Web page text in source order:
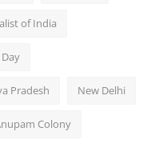
of India
Pradesh New Delhi
Colony